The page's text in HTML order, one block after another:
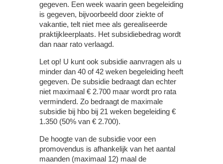
gegeven. Een week waarin geen begeleiding
is gegeven, bijvoorbeeld door ziekte of
vakantie, telt niet mee als gerealiseerde
praktijkleerplaats. Het subsidiebedrag wordt
dan naar rato verlaagd.
Let op! U kunt ook subsidie aanvragen als u
minder dan 40 of 42 weken begeleiding heeft
gegeven. De subsidie bedraagt dan echter
niet maximaal € 2.700 maar wordt pro rata
verminderd. Zo bedraagt de maximale
subsidie bij hbo bij 21 weken begeleiding €
1.350 (50% van € 2.700).
De hoogte van de subsidie voor een
promovendus is afhankelijk van het aantal
maanden (maximaal 12) maal de